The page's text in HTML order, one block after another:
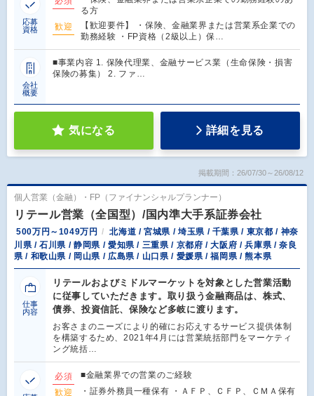
応募
資格
る方
歓迎
【歓迎要件】 ・保険、金融業界または営業系企業での
勤務経験 ・FP資格（2級以上）保…
会社
概要
■事業内容 1. 保険代理業、金融サービス業（生命保険・損害
保険の募集） 2. ファ…
気になる 詳細を見る
掲載期間：26/07/30～26/08/12
個人営業（金融）・FP（ファイナンシャルプランナー）
リテール営業（全国型）/国内準大手系証券会社
500万円～1049万円
北海道 / 宮城県 / 埼玉県 / 千葉県 / 東京都 / 神奈
川県 / 石川県 / 静岡県 / 愛知県 / 三重県 / 京都府 / 大阪府 / 兵庫県 / 奈良
県 / 和歌山県 / 岡山県 / 広島県 / 山口県 / 愛媛県 / 福岡県 / 熊本県
仕事
内容
リテールおよびミドルマーケットを対象とした営業活動
に従事していただきます。取り扱う金融商品は、株式、
債券、投資信託、保険など多岐に渡ります。
お客さまのニーズにより的確にお応えするサービス提供体制
を構築するため、2021年4月には営業統括部門をマーケティ
ング統括…
必須
■金融業界での営業のご経験
歓迎
・証券外務員一種保有 ・ＡＦＰ、ＣＦＰ、ＣＭＡ保有